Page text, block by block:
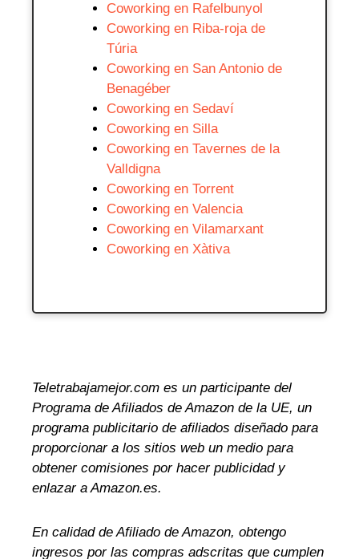
Coworking en Rafelbunyol
Coworking en Riba-roja de
Túria
Coworking en San Antonio de
Benagéber
Coworking en Sedaví
Coworking en Silla
Coworking en Tavernes de la
Valldigna
Coworking en Torrent
Coworking en Valencia
Coworking en Vilamarxant
Coworking en Xàtiva
Teletrabajamejor.com es un participante del
Programa de Afiliados de Amazon de la UE, un
programa publicitario de afiliados diseñado para
proporcionar a los sitios web un medio para
obtener comisiones por hacer publicidad y
enlazar a Amazon.es.
En calidad de Afiliado de Amazon, obtengo
ingresos por las compras adscritas que cumplen